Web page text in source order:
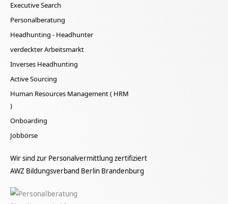
Executive Search
Personalberatung
Headhunting - Headhunter
verdeckter Arbeitsmarkt
Inverses Headhunting
Active Sourcing
Human Resources Management ( HRM
)
Onboarding
Jobbörse
Wir sind zur Personalvermittlung zertifiziert
AWZ Bildungsverband Berlin Brandenburg